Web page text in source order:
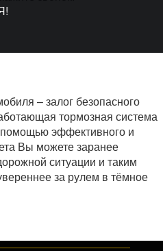
– залог безопасного
тормозная система
эффективного и
Вы можете заранее
ситуации и таким
за рулем в тёмное